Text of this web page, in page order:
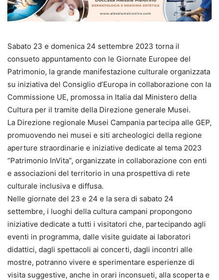
Sabato 23 e domenica 24 settembre 2023 torna il
consueto appuntamento con le Giornate Europee del
Patrimonio, la grande manifestazione culturale organizzata
su iniziativa del Consiglio d’Europa in collaborazione con la
Commissione UE, promossa in Italia dal Ministero della
Cultura per il tramite della Direzione generale Musei.
La Direzione regionale Musei Campania partecipa alle GEP,
promuovendo nei musei e siti archeologici della regione
aperture straordinarie e iniziative dedicate al tema 2023
“Patrimonio InVita”, organizzate in collaborazione con enti
e associazioni del territorio in una prospettiva di rete
culturale inclusiva e diffusa.
Nelle giornate del 23 e 24 e la sera di sabato 24
settembre, i luoghi della cultura campani propongono
iniziative dedicate a tutti i visitatori che, partecipando agli
eventi in programma, dalle visite guidate ai laboratori
didattici, dagli spettacoli ai concerti, dagli incontri alle
mostre, potranno vivere e sperimentare esperienze di
visita suggestive, anche in orari inconsueti, alla scoperta e